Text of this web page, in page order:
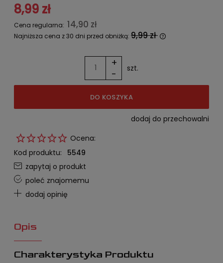
8,99 zł
Cena regularna: 14,90 zł
Najniższa cena z 30 dni przed obniżką: 9,99 zł
krócej niż 30 dni, wyświetlana jest
najniższa cena od momentu, kiedy
produkt pojawił się w sprzedaży.
-
+ szt.
DO KOSZYKA
dodaj do przechowalni
Ocena:
Kod produktu:
5549
zapytaj o produkt
poleć znajomemu
dodaj opinię
Opis
Charakterystyka Produktu